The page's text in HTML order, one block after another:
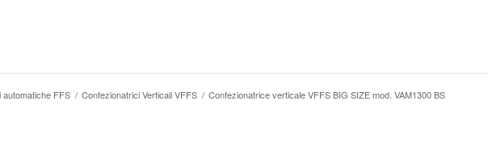
FFS / Confezionatrici Verticali VFFS / Confezionatrice verticale VFFS BIG SIZE mod. VAM1300 BS